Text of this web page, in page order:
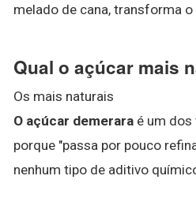
melado de cana, transforma o
Qual o açúcar mais
Os mais naturais
O açúcar demerara é um
porque "passa por pouco
nenhum tipo de aditivo